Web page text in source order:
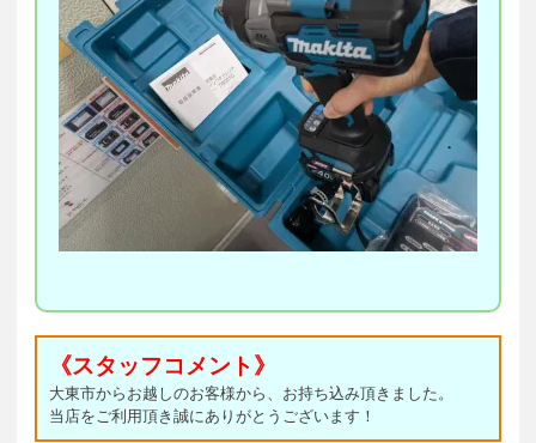
《スタッフコメント》
大東市からお越しのお客様から、お持ち込み頂きました。
当店をご利用頂き誠にありがとうございます！